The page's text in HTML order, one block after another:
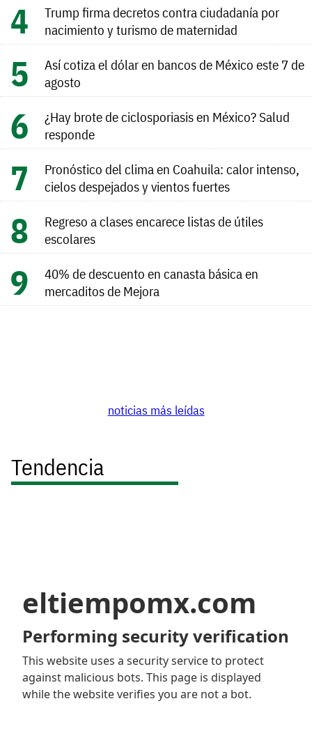
Trump firma decretos contra ciudadanía por
nacimiento y turismo de maternidad
Así cotiza el dólar en bancos de México este 7 de
agosto
¿Hay brote de ciclosporiasis en México? Salud
responde
Pronóstico del clima en Coahuila: calor intenso,
cielos despejados y vientos fuertes
Regreso a clases encarece listas de útiles
escolares
40% de descuento en canasta básica en
mercaditos de Mejora
noticias más leídas
Tendencia